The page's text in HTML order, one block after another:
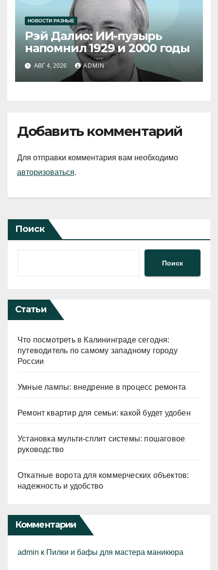
НОВОСТИ РАЗНЫЕ
Рэй Далио: ИИ-пузырь
напомнил 1929 и 2000 годы
АВГ 4, 2026 ADMIN
Добавить комментарий
Для отправки комментария вам необходимо
авторизоваться.
Поиск
Поиск
Статьи
Что посмотреть в Калининграде сегодня:
путеводитель по самому западному городу
России
Умные лампы: внедрение в процесс ремонта
Ремонт квартир для семьи: какой будет удобен
Установка мульти-сплит системы: пошаговое
руководство
Откатные ворота для коммерческих объектов:
надежность и удобство
Комментарии
admin к Пилки и бафы для мастера маникюра